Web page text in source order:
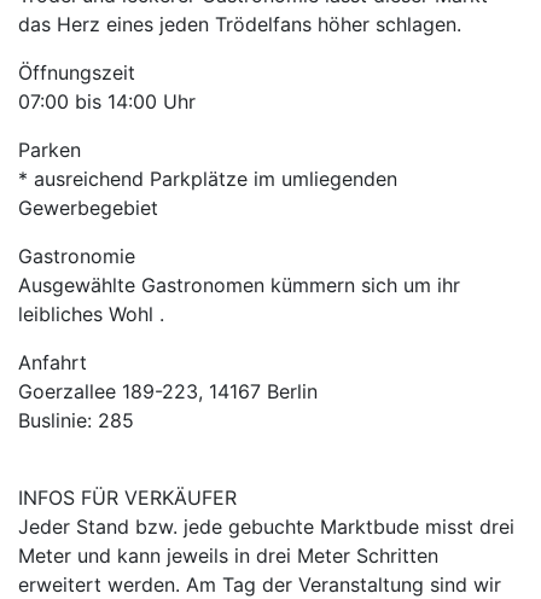
das Herz eines jeden Trödelfans höher schlagen.
Öffnungszeit
07:00 bis 14:00 Uhr
Parken
* ausreichend Parkplätze im umliegenden
Gewerbegebiet
Gastronomie
Ausgewählte Gastronomen kümmern sich um ihr
leibliches Wohl .
Anfahrt
Goerzallee 189-223, 14167 Berlin
Buslinie: 285
INFOS FÜR VERKÄUFER
Jeder Stand bzw. jede gebuchte Marktbude misst drei
Meter und kann jeweils in drei Meter Schritten
erweitert werden. Am Tag der Veranstaltung sind wir